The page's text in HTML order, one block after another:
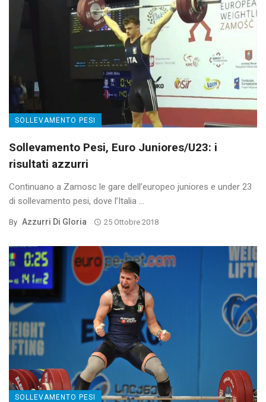
SOLLEVAMENTO PESI
Sollevamento Pesi, Euro Juniores/U23: i
risultati azzurri
Continuano a Zamosc le gare dell’europeo juniores e under 23
di sollevamento pesi, dove l’Italia ...
By Azzurri Di Gloria 25 Ottobre 2018
SOLLEVAMENTO PESI